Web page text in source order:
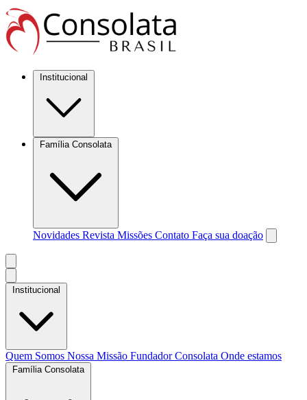
Institucional
Família Consolata
Novidades Revista Missões Contato Faça sua doação
Institucional
Quem Somos Nossa Missão FundadorConsolata Onde estamos
Família Consolata